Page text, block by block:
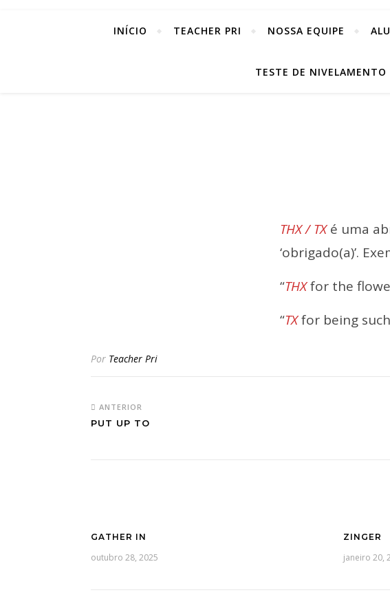
INÍCIO TEACHER PRI NOSSA EQUIPE
TESTE DE NIVELAMENTO
THX / TX é uma
‘obrigado(a)’.
“THXfor the
“TXfor being
Por Teacher Pri
ANTERIOR
PUT UP TO
GATHER IN
outubro 28, 2025
ZINGER
janeiro 20,